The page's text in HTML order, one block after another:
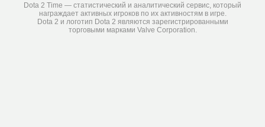
Dota 2 Time — статистический и аналитический сервис, который
награждает активных игроков по их активностям в игре.
Dota 2 и логотип Dota 2 являются зарегистрированными
торговыми марками Valve Corporation.